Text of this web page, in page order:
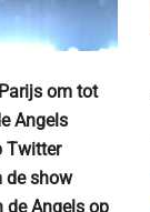
om tot
Angels
Twitter
de show
de Angels op